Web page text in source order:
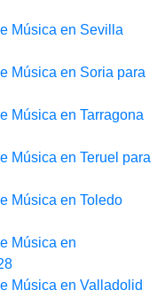
Música en Sevilla
Música en Soria para
Música en Tarragona
Música en Teruel para
Música en Toledo
Música en
Música en Valladolid